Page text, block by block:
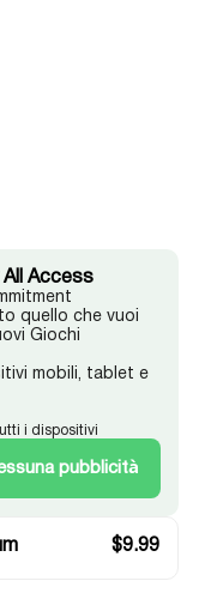
All Access
quello che vuoi
Giochi
mobili, tablet e
i dispositivi
pubblicità
$9.99